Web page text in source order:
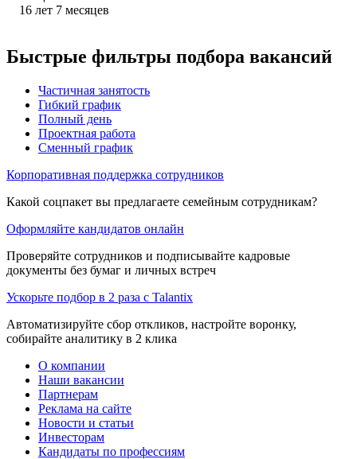
16 лет 7 месяцев
Быстрые фильтры подбора вакансий
Частичная занятость
Гибкий график
Полный день
Проектная работа
Сменный график
Корпоративная поддержка сотрудников
Какой соцпакет вы предлагаете семейным сотрудникам?
Оформляйте кандидатов онлайн
Проверяйте сотрудников и подписывайте кадровые
документы без бумаг и личных встреч
Ускорьте подбор в 2 раза с Talantix
Автоматизируйте сбор откликов, настройте воронку,
собирайте аналитику в 2 клика
О компании
Наши вакансии
Партнерам
Реклама на сайте
Новости и статьи
Инвесторам
Кандидаты по профессиям